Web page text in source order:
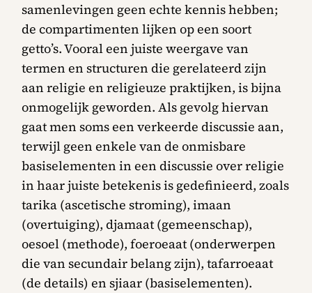
samenlevingen geen echte kennis hebben;
de compartimenten lijken op een soort
getto’s. Vooral een juiste weergave van
termen en structuren die gerelateerd zijn
aan religie en religieuze praktijken, is bijna
onmogelijk geworden. Als gevolg hiervan
gaat men soms een verkeerde discussie aan,
terwijl geen enkele van de onmisbare
basiselementen in een discussie over religie
in haar juiste betekenis is gedefinieerd, zoals
tarika (ascetische stroming), imaan
(overtuiging), djamaat (gemeenschap),
oesoel (methode), foeroeaat (onderwerpen
die van secundair belang zijn), tafarroeaat
(de details) en sjiaar (basiselementen).